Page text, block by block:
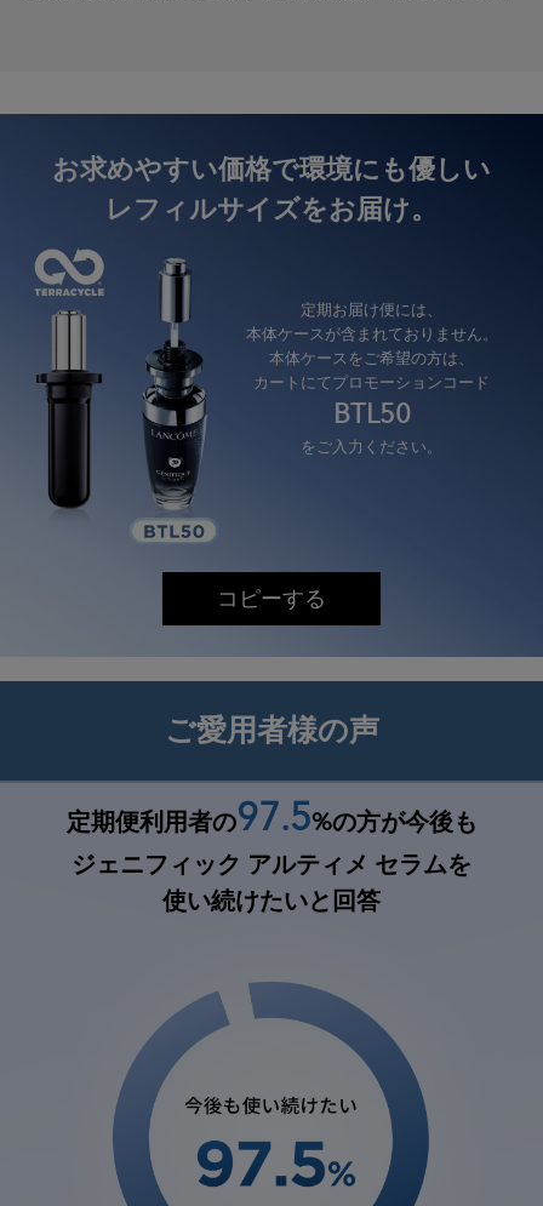
お求めやすい価格で環境にも優しい
レフィルサイズをお届け。
定期お届け便には、
本体ケースが含まれておりません。
本体ケースをご希望の方は、
カートにてプロモーションコード
BTL50
をご入力ください。
コピーする
ご愛用者様の声
定期便利用者の97.5%の方が今後も
ジェニフィック アルティメ セラムを
使い続けたいと回答